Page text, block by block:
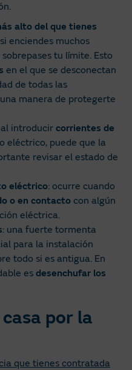
alto del que tienes
enciendes muchos
tu límite. Esto
en el que se desconectan
de todas las
manera de protegerte
al introducir corrientes de
eléctrico, puede que la
revisar el estado de
eléctrico: ocurre cuando
o en contacto con algún
eléctrica.
: una fuerte tormenta
para la instalación
todo si es antigua. En
es desenchufar los
por la
que tienes contratada